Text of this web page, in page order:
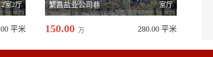
2室2厅
平米
繁昌盐业公司巷 室厅
150.00 万 280.00 平米